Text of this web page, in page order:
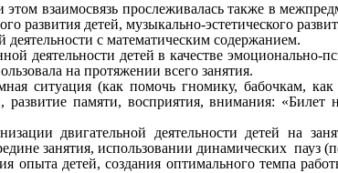
взаимосвязь прослеживалась также в
развития детей, музыкально-эстетического
деятельности с математическим содержанием.
деятельности детей в качестве эмоционально-
на протяжении всего занятия.
ситуация (как помочь гномику, бабочкам,
памяти, восприятия, внимания:
двигательной деятельности детей на
занятия, использовании динамических пауз
опыта детей, создания оптимального темпа